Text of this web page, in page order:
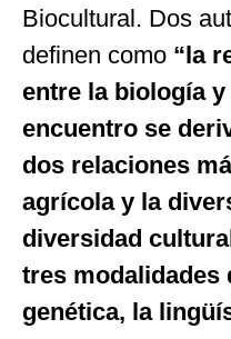
Biocultural. Dos
definen como “la
entre la biología
encuentro se
dos relaciones
agrícola y la
diversidad
tres modalidades
genética, la